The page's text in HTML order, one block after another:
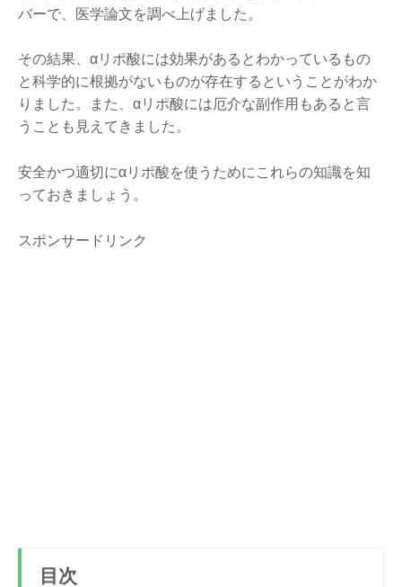
バーで、医学論文を調べ上げました。
その結果、αリポ酸には効果があるとわかっているもの
と科学的に根拠がないものが存在するということがわか
りました。また、αリポ酸には厄介な副作用もあると言
うことも見えてきました。
安全かつ適切にαリポ酸を使うためにこれらの知識を知
っておきましょう。
スポンサードリンク
目次